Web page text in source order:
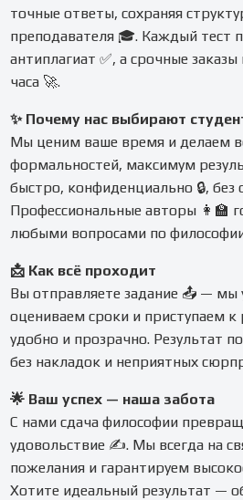
точные ответы, сохраняя
преподавателя 🎓. Каждый тест
антиплагиат ✅, а срочные
часа 🚀.
✨ Почему нас выбирают
Мы ценим ваше время и делаем
формальностей, максимум
быстро, конфиденциально 🔒, без
Профессиональные авторы 👩‍🏫
любыми вопросами по
📩 Как всё проходит
Вы отправляете задание 📤 — мы
оцениваем сроки и приступаем к
удобно и прозрачно. Результат
без накладок и неприятных
🌟 Ваш успех — наша забота
С нами сдача философии
удовольствие ✍️. Мы всегда на
пожелания и гарантируем
Хотите идеальный результат —